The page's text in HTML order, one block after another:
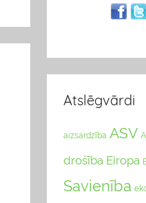
Atslēgvārdi
aizsardzība ASV
drošība Eiropa
Savienība